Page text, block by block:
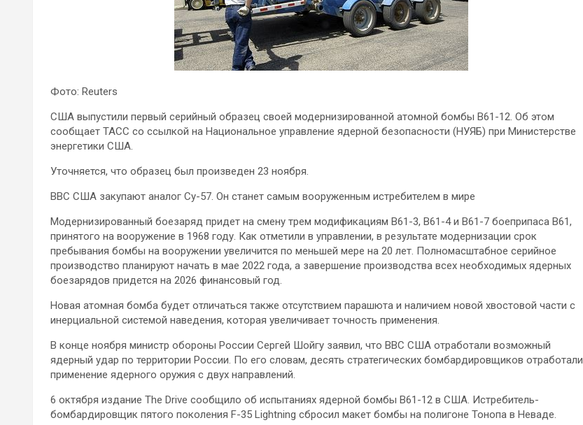
Фото: Reuters
США выпустили первый серийный образец своей модернизированной атомной бомбы B61-12. Об этом
сообщает ТАСС со ссылкой на Национальное управление ядерной безопасности (НУЯБ) при Министерстве
энергетики США.
Уточняется, что образец был произведен 23 ноября.
ВВС США закупают аналог Су-57. Он станет самым вооруженным истребителем в мире
Модернизированный боезаряд придет на смену трем модификациям B61-3, B61-4 и B61-7 боеприпаса B61,
принятого на вооружение в 1968 году. Как отметили в управлении, в результате модернизации срок
пребывания бомбы на вооружении увеличится по меньшей мере на 20 лет. Полномасштабное серийное
производство планируют начать в мае 2022 года, а завершение производства всех необходимых ядерных
боезарядов придется на 2026 финансовый год.
Новая атомная бомба будет отличаться также отсутствием парашюта и наличием новой хвостовой части с
инерциальной системой наведения, которая увеличивает точность применения.
В конце ноября министр обороны России Сергей Шойгу заявил, что ВВС США отработали возможный
ядерный удар по территории России. По его словам, десять стратегических бомбардировщиков отработали
применение ядерного оружия с двух направлений.
6 октября издание The Drive сообщило об испытаниях ядерной бомбы B61-12 в США. Истребитель-
бомбардировщик пятого поколения F-35 Lightning сбросил макет бомбы на полигоне Тонопа в Неваде.